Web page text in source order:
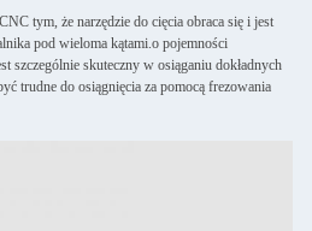
tym, że narzędzie do cięcia obraca się i jest
pod wieloma kątami.o pojemności
szczególnie skuteczny w osiąganiu dokładnych
trudne do osiągnięcia za pomocą frezowania